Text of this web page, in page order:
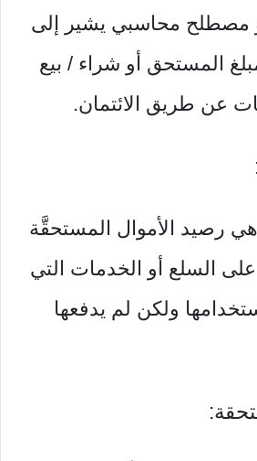
مصطلح محاسبي يشير إلى
المستحق أو شراء / بيع
عن طريق الائتمان.
رصيد الأموال المستحقَّة
السلع أو الخدمات التي
ولكن لم يدفعها